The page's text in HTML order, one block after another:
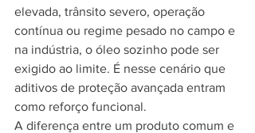
elevada, trânsito severo, operação
contínua ou regime pesado no campo e
na indústria, o óleo sozinho pode ser
exigido ao limite. É nesse cenário que
aditivos de proteção avançada entram
como reforço funcional.
A diferença entre um produto comum e